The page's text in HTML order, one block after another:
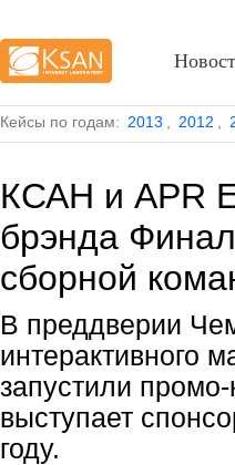
Кейсы по годам: 2013 2012
КСАН и APR
брэнда
сборной
В преддверии
интерактивного
запустили
выступает
году.